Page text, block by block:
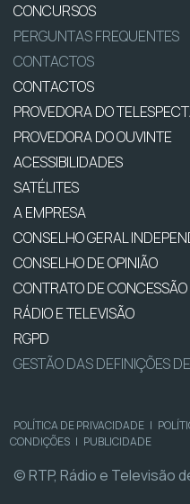
CONCURSOS
PERGUNTAS FREQUENTES
CONTACTOS
CONTACTOS
PROVEDORA DO
PROVEDORA DO OUVINTE
ACESSIBILIDADES
SATÉLITES
A EMPRESA
CONSELHO GERAL
CONSELHO DE OPINIÃO
CONTRATO DE
RÁDIO E TELEVISÃO
RGPD
GESTÃO DAS DEFINIÇÕES
POLÍTICA DE PRIVACIDADE |
CONDIÇÕES | PUBLICIDADE
© RTP, Rádio e Televisão